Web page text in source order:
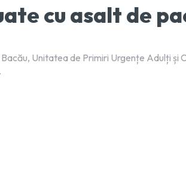
cu asalt de
Unitatea de Primiri Urgențe Adulți și